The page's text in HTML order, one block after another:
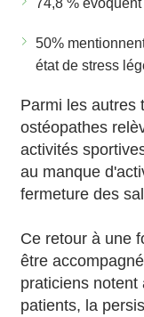
50%
état de stress
Parmi les autres
ostéopathes
activités
au manque
fermeture des
Ce retour à une
être
praticiens notent
patients, la